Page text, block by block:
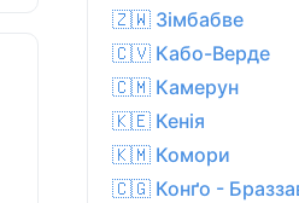
🇿🇼 Зімбабве
🇨🇻 Кабо-Верде
🇨🇲 Камерун
🇰🇪 Кенія
🇰🇲 Комори
🇨🇬 Конґо -